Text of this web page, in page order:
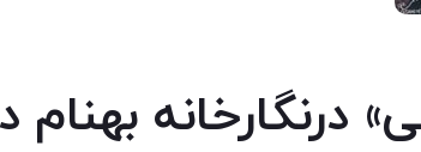
درنگارخانه